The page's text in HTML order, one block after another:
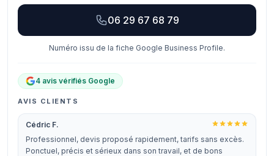
06 29 67 68 79
Numéro issu de la fiche Google Business Profile.
4 avis vérifiés Google
AVIS CLIENTS
Cédric F.
Professionnel, devis proposé rapidement, tarifs sans excès.
Ponctuel, précis et sérieux dans son travail, et de bons